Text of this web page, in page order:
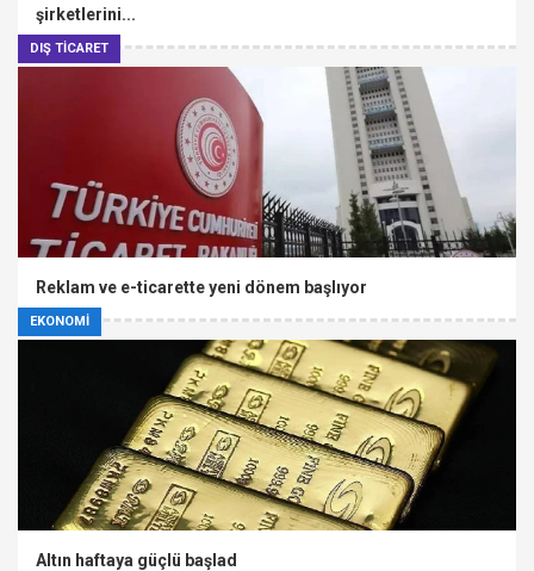
DIŞ TİCARET
şirketlerini...
EKONOMİ
Reklam ve e-ticarette yeni dönem başlıyor
Altın haftaya güçlü başlad